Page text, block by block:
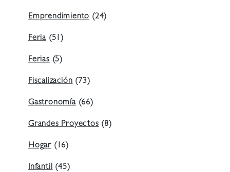
Emprendimiento (24)
Feria (51)
Ferias (5)
Fiscalización (73)
Gastronomía(66)
Grandes Proyectos (8)
Hogar (16)
Infantil (45)